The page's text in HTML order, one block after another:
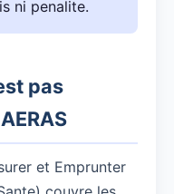
ni penalite.
pas
et Emprunter